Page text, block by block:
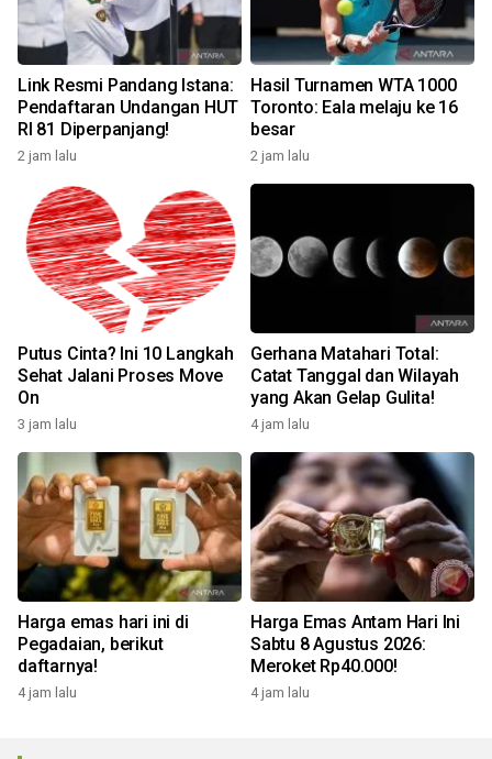
Link Resmi Pandang Istana:
Pendaftaran Undangan HUT
RI 81 Diperpanjang!
2 jam lalu
Hasil Turnamen WTA 1000
Toronto: Eala melaju ke 16
besar
2 jam lalu
Putus Cinta? Ini 10 Langkah
Sehat Jalani Proses Move
On
3 jam lalu
Gerhana Matahari Total:
Catat Tanggal dan Wilayah
yang Akan Gelap Gulita!
4 jam lalu
Harga emas hari ini di
Pegadaian, berikut
daftarnya!
4 jam lalu
Harga Emas Antam Hari Ini
Sabtu 8 Agustus 2026:
Meroket Rp40.000!
4 jam lalu